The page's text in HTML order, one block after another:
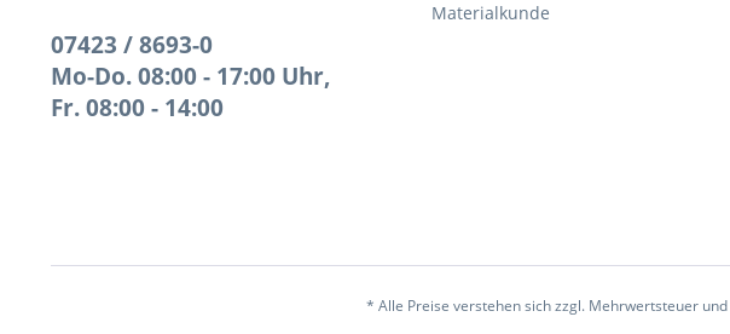
07423 / 8693-0
Mo-Do. 08:00 - 17:00 Uhr,
Fr. 08:00 - 14:00
Materialkunde
* Alle Preise verstehen sich zzgl. Mehrwertsteuer und